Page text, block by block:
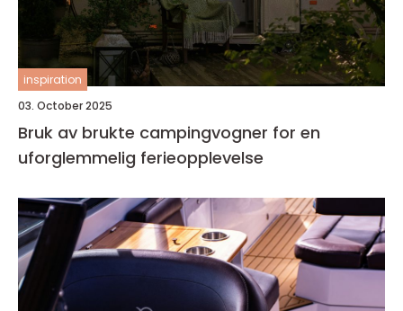
inspiration
03. October 2025
Bruk av brukte campingvogner for en
uforglemmelig ferieopplevelse